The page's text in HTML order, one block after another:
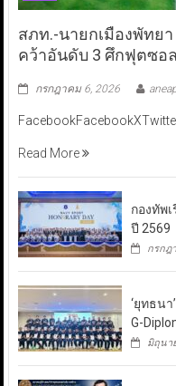
สภท.-นายกเมืองพัทย
คว้าอันดับ 3 ศึกฟุตซอล
กรกฎาคม 6, 2026
Read More
กองทัพ
ปี 2569
กรกฎ
‘ยุทธน
G-
มิถุนา